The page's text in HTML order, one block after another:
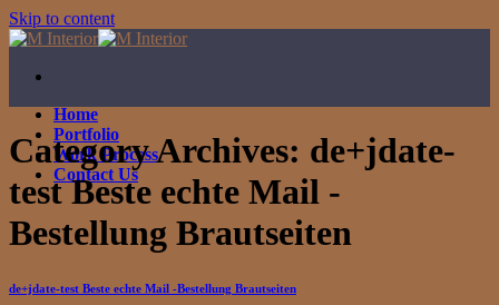
Skip to content
Home
Portfolio
Work Process
Contact Us
Category Archives: de+jdate-
test Beste echte Mail -
Bestellung Brautseiten
de+jdate-test Beste echte Mail -Bestellung Brautseiten